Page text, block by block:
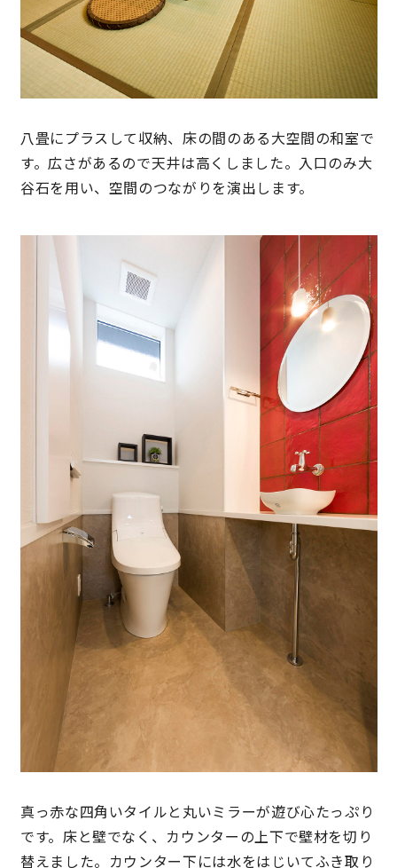
動画ギャラリー 採用情報
サイトマップ プライバシーポリシー
よくある質問
八畳にプラスして収納、床の間のある大空間の和室で
す。広さがあるので天井は高くしました。入口のみ大
谷石を用い、空間のつながりを演出します。
真っ赤な四角いタイルと丸いミラーが遊び心たっぷり
です。床と壁でなく、カウンターの上下で壁材を切り
替えました。カウンター下には水をはじいてふき取り